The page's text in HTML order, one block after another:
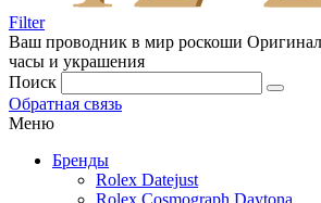
Filter
Ваш проводник в мир роскоши
часы и украшения
Поиск
Обратная связь
Меню
Бренды
Rolex Datejust